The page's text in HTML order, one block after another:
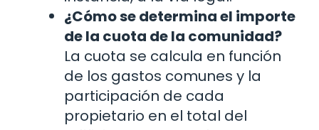
¿Cómo se determina el importe
de la cuota de la comunidad?
La cuota se calcula en función
de los gastos comunes y la
participación de cada
propietario en el total del